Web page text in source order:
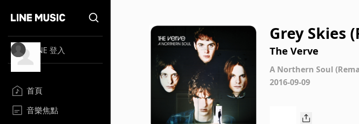
LINE 登入
首頁
音樂焦點
Grey Skies
The Verve
A Northern Soul
2016-09-09